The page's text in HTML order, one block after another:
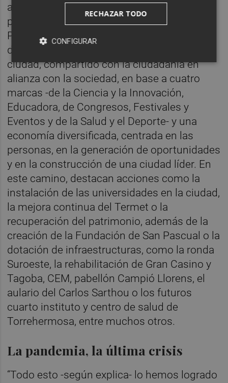
abandonadas como la piscina del Termet,
pabellón Melilla, BUC, CTE, el Convent,
Palacio de Justicia se ha enmarcado en la
definición para Vila-real de un proyecto de
ciudad, compartido con la ciudadanía en
alianza con la sociedad, en base a cuatro
marcas -de la Ciencia y la Innovación,
Educadora, de Congresos, Festivales y
Eventos y de la Salud y el Deporte- y una
economía diversificada, centrada en las
personas, en la generación de oportunidades
y en la construcción de una ciudad líder. En
este camino, destacan acciones como la
instalación de las universidades en la ciudad,
la mejora continua del Termet o la
recuperación del patrimonio, además de la
creación de la Fundación de San Pascual o la
dotación de infraestructuras, como la ronda
Suroeste, la rehabilitación de Gran Casino y
Tagoba, CEM, pabellón Campió Llorens, el
aulario del Carlos Sarthou o los futuros
cuarto instituto y centro de salud de
Torrehermosa, entre muchos otros.
La pandemia, la última crisis
“Todo esto -según explica- lo hemos logrado
RECHAZAR TODO
CONFIGURAR